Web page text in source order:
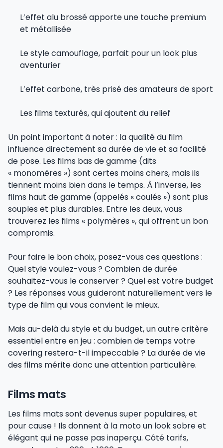
L’effet alu brossé apporte une touche premium
et métallisée
Le style camouflage, parfait pour un look plus
aventurier
L’effet carbone, très prisé des amateurs de sport
Les films texturés, qui ajoutent du relief
Un point important à noter : la qualité du film
influence directement sa durée de vie et sa facilité
de pose. Les films bas de gamme (dits
« monomères ») sont certes moins chers, mais ils
tiennent moins bien dans le temps. À l’inverse, les
films haut de gamme (appelés « coulés ») sont plus
souples et plus durables. Entre les deux, vous
trouverez les films « polymères », qui offrent un bon
compromis.
Pour faire le bon choix, posez-vous ces questions :
Quel style voulez-vous ? Combien de durée
souhaitez-vous le conserver ? Quel est votre budget
? Les réponses vous guideront naturellement vers le
type de film qui vous convient le mieux.
Mais au-delà du style et du budget, un autre critère
essentiel entre en jeu : combien de temps votre
covering restera-t-il impeccable ? La durée de vie
des films mérite donc une attention particulière.
Films mats
Les films mats sont devenus super populaires, et
pour cause ! Ils donnent à la moto un look sobre et
élégant qui ne passe pas inaperçu. Côté tarifs,